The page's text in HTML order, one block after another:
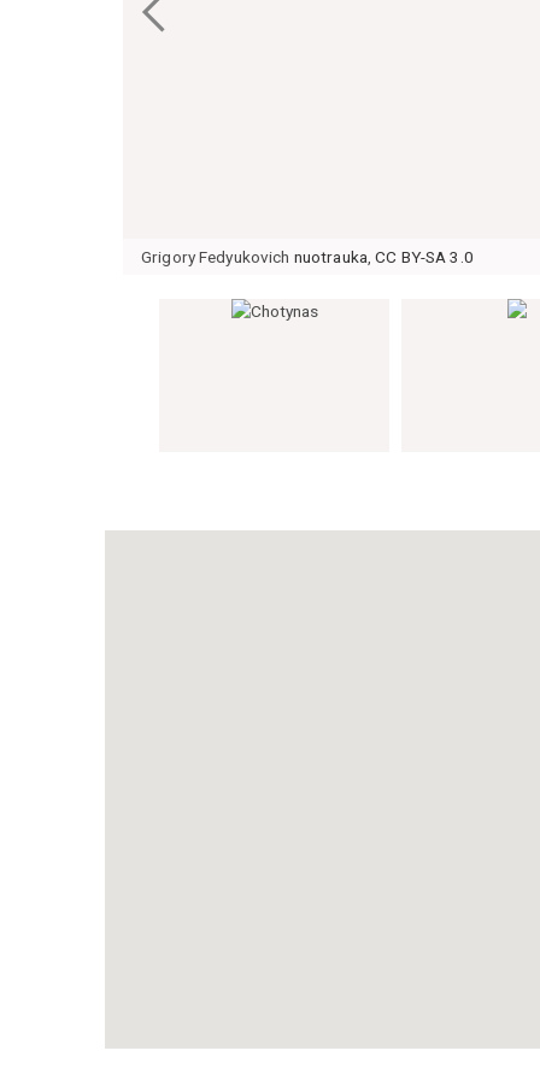
Grigory Fedyukovich nuotrauka ,CC BY-SA 3.0